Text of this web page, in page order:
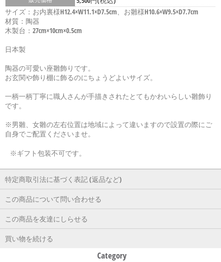
サイズ：お内裏様H12.4×W11.1×D7.5cm、お雛様H10.6×W9.5×D7.7cm
材質：陶器
木製台：27cm×10cm×0.5cm
日本製
陶器の可愛い座雛飾りです。
お玄関や飾り棚に飾るのにちょうどよいサイズ。
一柄一柄丁寧に職人さんが手描きされたとてもかわいらしい雛飾り
です。
※男雛、女雛の左右位置は地域によって違いますので設置の際にご
自身でご配置くださいませ。
※ギフト包装不可です。
特定商取引法に基づく表記 (返品など)
この商品について問い合わせる
この商品を友達にしらせる
買い物を続ける
Category